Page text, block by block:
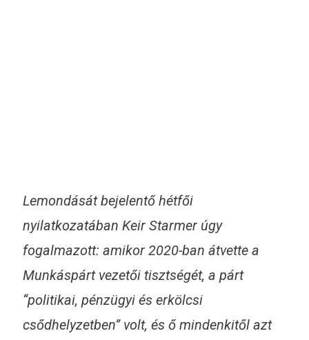
Lemondását bejelentő hétfői
nyilatkozatában Keir Starmer úgy
fogalmazott: amikor 2020-ban átvette a
Munkáspárt vezetői tisztségét, a párt
“politikai, pénzügyi és erkölcsi
csődhelyzetben” volt, és ő mindenkitől azt